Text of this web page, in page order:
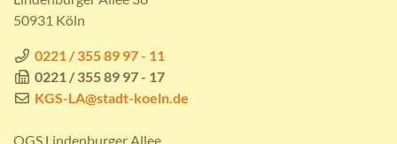
50931 Köln
0221 / 355 89 97 - 11
0221 / 355 89 97 - 17
KGS-LA@stadt-koeln.de
OGS Lindenburger Allee